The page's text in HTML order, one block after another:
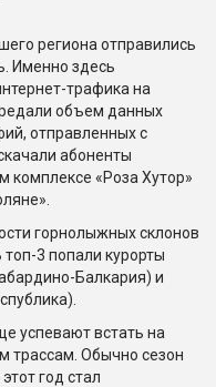
региона отправились
Именно здесь
трафика на
объем данных
отправленных с
абоненты
комплексе «Роза Хутор»
горнолыжных склонов
топ-3 попали курорты
Балкария) и
успевают встать на
трассам. Обычно сезон
год стал